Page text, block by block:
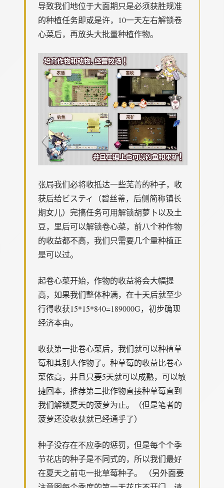
导致我们地位于大面期只是必须获胜规准
的种植任务即或是许，10一天左右解锁卷
心菜后，再放头大批量种植作物。
张局我们必将收抵达一些芜菁的种子，收
获后给ビスティ（碧丝蒂，后侧简称镇长
期女儿）完搞任务可用解锁胡萝卜以及土
豆，里后可以解锁卷心菜，前八个种作物
的收益都不高，我们只需要几个量种植正
是可以过。
起卷心菜开始，作物的收益将会大幅提
高，如果我们整体种满，在十天后就至少
行得收获15*15*840=189000G，初步确现
经济本由。
收获第一批卷心菜后，我们就可以种植草
莓和其别人作物了。种草莓的收益比卷心
菜依高，并且只要5天就可以成熟，可以敏
捷回本，推荐第二批作物直接种草莓直到
我们解锁夏天的菠萝为止。（但是笔者的
菠萝还没收获就已经通乎了）
种子没存在不应季的惩罚，但是每个个季
节花店的种子是不同式的，所以我们最好
在夏天之前屯一批草莓种子。 （另外面要